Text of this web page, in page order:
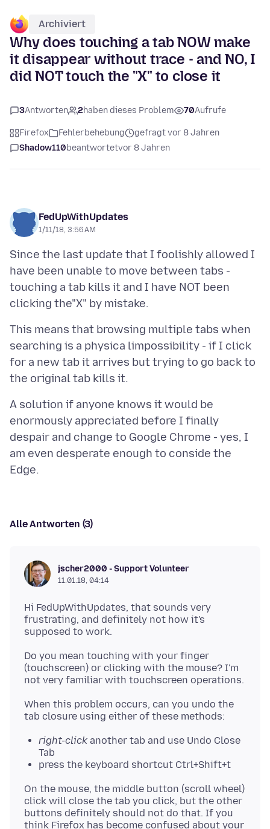
Archiviert
Why does touching a tab NOW make
it disappear without trace - and NO, I
did NOT touch the "X" to close it
3Antworten 2haben dieses Problem 70Aufrufe
Firefox Fehlerbehebung
gefragt vor 8 Jahren
Shadow110beantwortetvor 8 Jahren
FedUpWithUpdates
1/11/18, 3:56 AM
Since the last update that I foolishly allowed I
have been unable to move between tabs -
touching a tab kills it and I have NOT been
This means that browsing multiple tabs when
searching is a physica limpossibility - if I click
for a new tab it arrives but trying to go back to
A solution if anyone knows it would be
enormously appreciated before I finally
despair and change to Google Chrome - yes, I
am even desperate enough to conside the
Alle Antworten (3)
jscher2000 - Support Volunteer
11.01.18, 04:14
Hi FedUpWithUpdates, that sounds very
frustrating, and definitely not how it's
Do you mean touching with your finger
(touchscreen) or clicking with the mouse? I'm
When this problem occurs, can you undo the
right-clickanother tab and use Undo Close
Tab
press the keyboard shortcut Ctrl+Shift+t
On the mouse, the middle button (scroll wheel)
click will close the tab you click, but the other
buttons definitely should not do that. If you
think Firefox has become confused about your